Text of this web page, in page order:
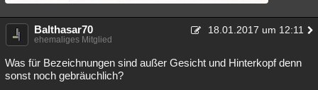
Balthasar70 18.01.2017 um 12:11
ehemaliges Mitglied
Was für Bezeichnungen sind außer Gesicht und Hinterkopf denn
sonst noch gebräuchlich?